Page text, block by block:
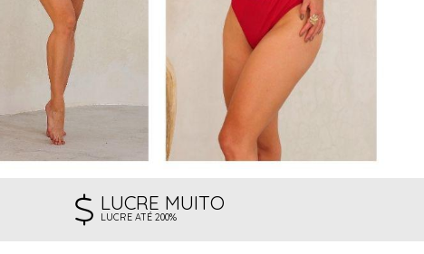
LUCRE MUITO
LUCRE ATÉ 200%